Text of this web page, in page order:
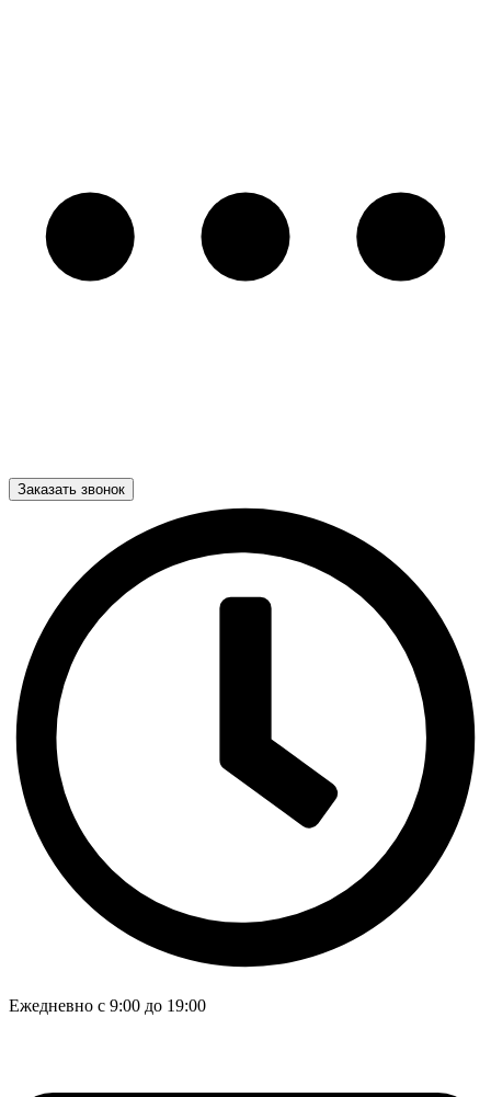
Заказать звонок
Ежедневно с 9:00 до 19:00